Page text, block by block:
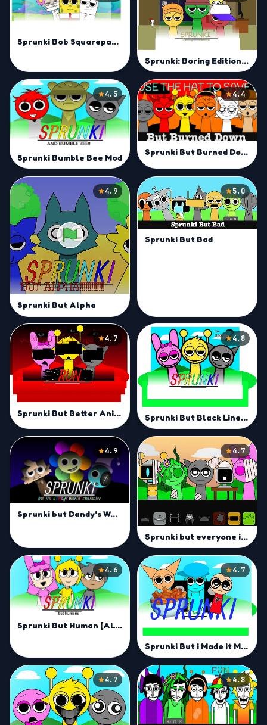
Sprunki Bob Squarepants Mod
Sprunki: Boring Edition Mod
4.5
Sprunki Bumble Bee Mod
4.4
Sprunki But Burned Down Mod
4.9
Sprunki But Alpha
5.0
Sprunki But Bad
4.7
Sprunki But Better Animations
4.8
Sprunki But Black Lines Mod
4.9
Sprunki but Dandy's World Characters Mod
4.7
Sprunki but everyone is alive
4.6
Sprunki But Human [ALL CHARACTERS]
4.7
Sprunki But i Made it Mod
4.7 4.8